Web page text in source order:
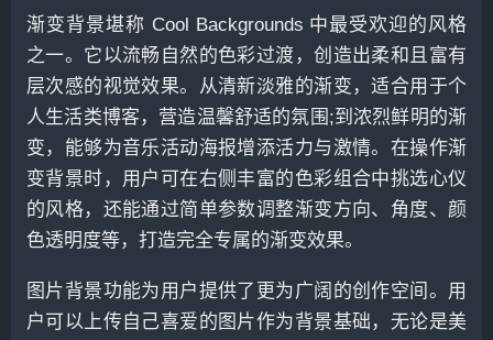
渐变背景堪称 Cool Backgrounds 中最受欢迎的风格
之一。它以流畅自然的色彩过渡，创造出柔和且富有
层次感的视觉效果。从清新淡雅的渐变，适合用于个
人生活类博客，营造温馨舒适的氛围;到浓烈鲜明的渐
变，能够为音乐活动海报增添活力与激情。在操作渐
变背景时，用户可在右侧丰富的色彩组合中挑选心仪
的风格，还能通过简单参数调整渐变方向、角度、颜
色透明度等，打造完全专属的渐变效果。
图片背景功能为用户提供了更为广阔的创作空间。用
户可以上传自己喜爱的图片作为背景基础，无论是美